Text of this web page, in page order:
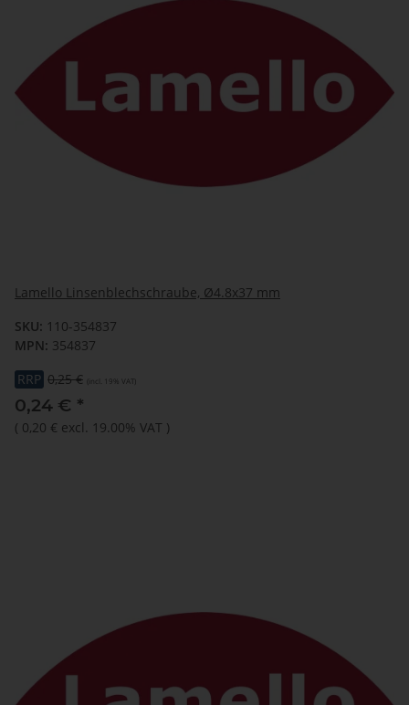
Lamello Linsenblechschraube, Ø4.8x37 mm
SKU: 110-354837
MPN: 354837
RRP 0,25 € (incl. 19% VAT)
0,24 € *
( 0,20 € excl. 19.00% VAT )